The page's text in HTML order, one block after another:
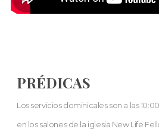
PRÉDICAS
Los servicios dominicales son a las
en los salones de la iglesia New Life